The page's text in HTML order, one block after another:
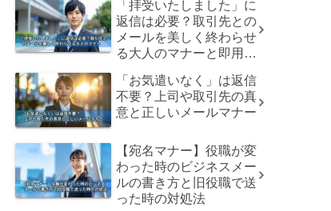
「拝受いたしました」に
返信は必要？取引先との
メールを美しく終わらせ
る大人のマナーと即用文
「お気遣いなく」は返信
不要？上司や取引先の真
意と正しいメールマナー
【宛名マナー】役職が変
わった時のビジネスメー
ルの書き方と旧役職で送
った時の対処法